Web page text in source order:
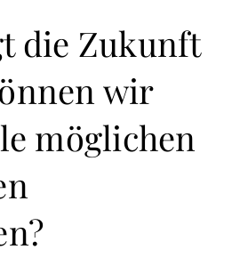
die Zukunft
wir
möglichen